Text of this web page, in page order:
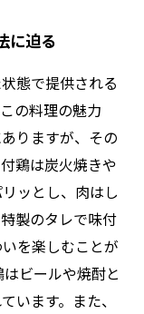
に迫る
態で提供される
の料理の魅力
りますが、その
鶏は炭火焼きや
ッとし、肉はし
製のタレで味付
を楽しむことが
ビールや焼酎と
います。また、